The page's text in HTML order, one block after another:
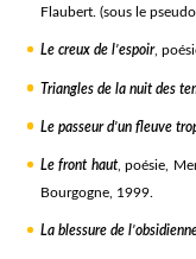
Flaubert. (sous le
Le creux de l’espoir,
Triangles de la nuit des
Le passeur d’un fleuve
Le front haut, poésie,
Bourgogne, 1999.
La blessure de